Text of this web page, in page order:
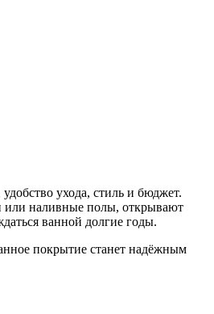
ухода, стиль и бюджет.
или наливные полы, открывают
ванной долгие годы.
покрытие станет надёжным